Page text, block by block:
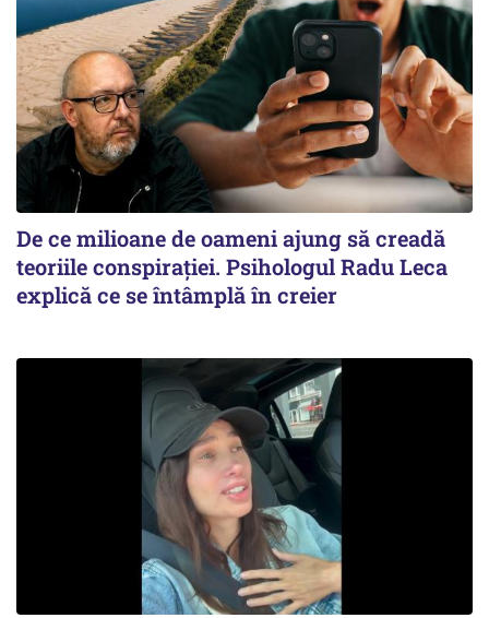
De ce milioane de oameni ajung să creadă
teoriile conspirației. Psihologul Radu Leca
explică ce se întâmplă în creier